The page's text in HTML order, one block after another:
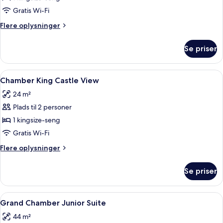
KingGratis Wi-Fi
Flere oplysninger
Flere
King
Se priser
Indlæs
alle
billeder
af
Chamber
King
Castle
View
Et hotelværelse med seng,
3
Chamber King Castle View
24 m²
Plads til 2 personer
1 kingsize-seng
Gratis Wi-Fi
Flere oplysninger
Flere
King
Castle
View
Se priser
Indlæs
alle
billeder
Et soveværelse med en seng, et
4
Grand Chamber Junior Suite
44 m²